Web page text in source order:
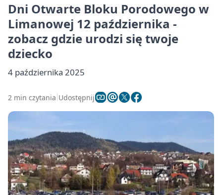
Dni Otwarte Bloku Porodowego w
Limanowej 12 października -
zobacz gdzie urodzi się twoje
dziecko
4 października 2025
2 min czytania Udostępnij